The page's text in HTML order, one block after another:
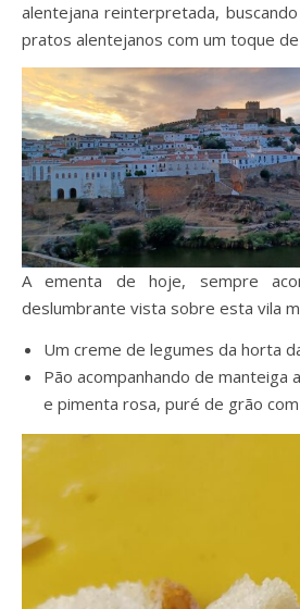
alentejana reinterpretada,
pratos alentejanos com um toque
A ementa de hoje, sempre
deslumbrante vista sobre esta vila
Um creme de legumes da horta
Pão acompanhando de manteiga
e pimenta rosa, puré de grão